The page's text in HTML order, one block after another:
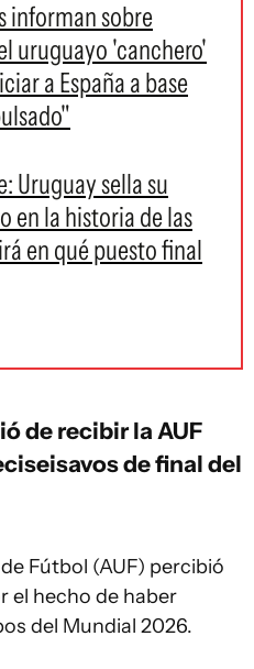
informan sobre
uruguayo 'canchero'
a España a base
Uruguay sella su
en la historia de las
en qué puesto final
de recibir la AUF
de final del
Fútbol (AUF) percibió
el hecho de haber
del Mundial 2026.